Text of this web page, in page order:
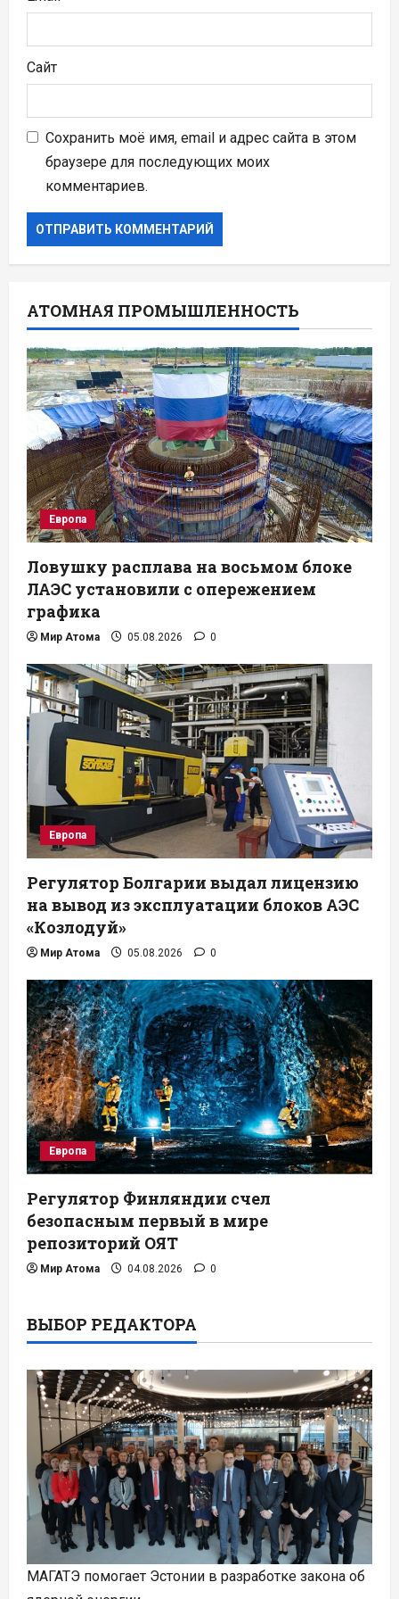
Сайт
Сохранить моё имя, email и адрес сайта в этом
браузере для последующих моих
комментариев.
АТОМНАЯ ПРОМЫШЛЕННОСТЬ
Европа
Ловушку расплава на восьмом блоке
ЛАЭС установили с опережением
графика
Мир Атома 05.08.2026 0
Европа
Регулятор Болгарии выдал лицензию
на вывод из эксплуатации блоков АЭС
«Козлодуй»
Мир Атома 05.08.2026 0
Европа
Регулятор Финляндии счел
безопасным первый в мире
репозиторий ОЯТ
Мир Атома 04.08.2026 0
ВЫБОР РЕДАКТОРА
МАГАТЭ помогает Эстонии в разработке закона об